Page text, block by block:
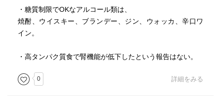
・英国のヒューマン・ニュートリション中の精製炭水化物
とただの炭水化物と混同しているように見える。精製炭水
・問題としているのは、精製炭水化物による血糖値のミニ
れた穀物を使った食事が問題と捉えている。未精製の穀物
はなんら問題のないように思える。
・糖質制限でOKなアルコール類は、
焼酎、ウイスキー、ブランデー、ジン、ウォッカ、辛口ワ
イン。
・高タンパク質食で腎機能が低下したという報告はない。
0 詳細をみる